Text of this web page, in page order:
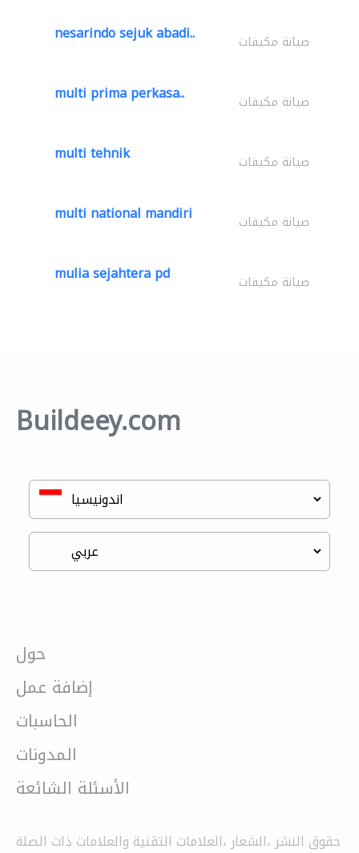
nesarindo sejuk abadi.. صيانة مكيفات
multi prima perkasa.. صيانة مكيفات
multi tehnik صيانة مكيفات
multi national mandiri صيانة مكيفات
mulia sejahtera pd صيانة مكيفات
Buildeey.com
حول
إضافة عمل
الحاسبات
المدونات
الأسئلة الشائعة
حقوق النشر ،الشعار ،العلامات التقنية والعلامات ذات الصلة